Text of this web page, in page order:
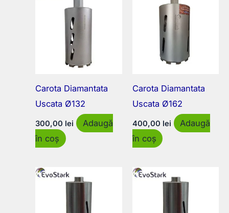
Carota Diamantata
Uscata Ø132
300,00 lei
Adaugă
în coș
Carota Diamantata
Uscata Ø162
400,00 lei
Adaugă
în coș